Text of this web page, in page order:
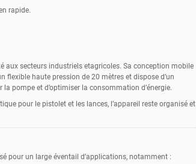
rapide.
aux secteurs industriels etagricoles. Sa conception mobile
flexible haute pression de 20 mètres et dispose d’un
pompe et d’optimiser la consommation d’énergie.
pour le pistolet et les lances, l’appareil reste organisé et
pour un large éventail d’applications, notamment :